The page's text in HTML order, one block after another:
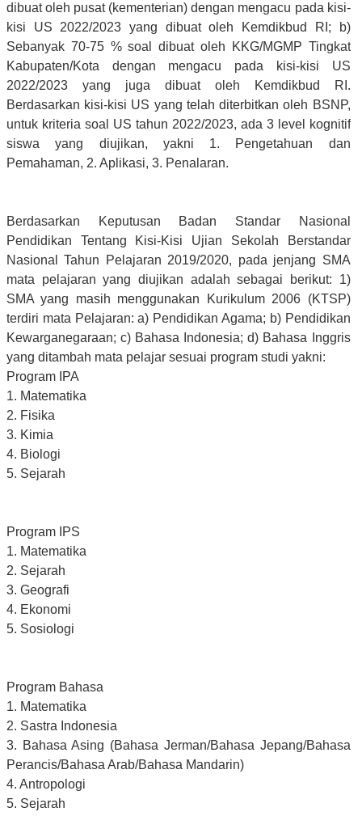
dibuat oleh pusat (kementerian) dengan mengacu pada kisi-
kisi US 2022/2023 yang dibuat oleh Kemdikbud RI; b)
Sebanyak 70-75 % soal dibuat oleh KKG/MGMP Tingkat
Kabupaten/Kota dengan mengacu pada kisi-kisi US
2022/2023 yang juga dibuat oleh Kemdikbud RI.
Berdasarkan kisi-kisi US yang telah diterbitkan oleh BSNP,
untuk kriteria soal US tahun 2022/2023, ada 3 level kognitif
siswa yang diujikan, yakni 1. Pengetahuan dan
Pemahaman, 2. Aplikasi, 3. Penalaran.
Berdasarkan Keputusan Badan Standar Nasional
Pendidikan Tentang Kisi-Kisi Ujian Sekolah Berstandar
Nasional Tahun Pelajaran 2019/2020, pada jenjang SMA
mata pelajaran yang diujikan adalah sebagai berikut: 1)
SMA yang masih menggunakan Kurikulum 2006 (KTSP)
terdiri mata Pelajaran: a) Pendidikan Agama; b) Pendidikan
Kewarganegaraan; c) Bahasa Indonesia; d) Bahasa Inggris
yang ditambah mata pelajar sesuai program studi yakni:
Program IPA
1. Matematika
2. Fisika
3. Kimia
4. Biologi
5. Sejarah
Program IPS
1. Matematika
2. Sejarah
3. Geografi
4. Ekonomi
5. Sosiologi
Program Bahasa
1. Matematika
2. Sastra Indonesia
3. Bahasa Asing (Bahasa Jerman/Bahasa Jepang/Bahasa
Perancis/Bahasa Arab/Bahasa Mandarin)
4. Antropologi
5. Sejarah